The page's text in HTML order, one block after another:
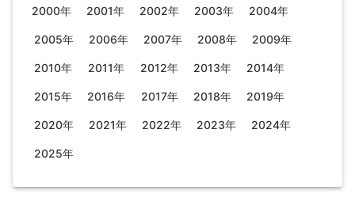
2000年 2001年 2002年 2003年 2004年
2005年 2006年 2007年 2008年 2009年
2010年 2011年 2012年 2013年 2014年
2015年 2016年 2017年 2018年 2019年
2020年 2021年 2022年 2023年 2024年
2025年